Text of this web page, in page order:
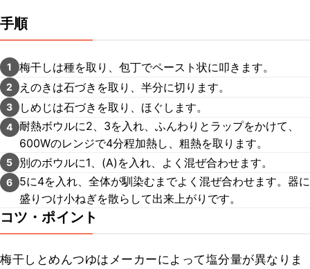
手順
1 梅干しは種を取り、包丁でペースト状に叩きます。
2 えのきは石づきを取り、半分に切ります。
3 しめじは石づきを取り、ほぐします。
4 耐熱ボウルに2、3を入れ、ふんわりとラップをかけて、
600Wのレンジで4分程加熱し、粗熱を取ります。
5 別のボウルに1、(A)を入れ、よく混ぜ合わせます。
6
5に4を入れ、全体が馴染むまでよく混ぜ合わせます。器に
盛りつけ小ねぎを散らして出来上がりです。
コツ・ポイント
梅干しとめんつゆはメーカーによって塩分量が異なりま